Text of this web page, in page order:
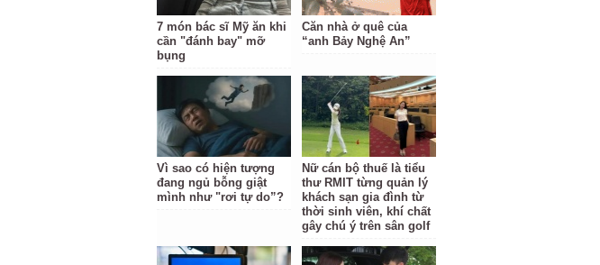
7 món bác sĩ Mỹ ăn khi
cần "đánh bay" mỡ
bụng
Căn nhà ở quê của
“anh Bảy Nghệ An”
Vì sao có hiện tượng
đang ngủ bỗng giật
mình như "rơi tự do”?
Nữ cán bộ thuế là tiểu
thư RMIT từng quản lý
khách sạn gia đình từ
thời sinh viên, khí chất
gây chú ý trên sân golf